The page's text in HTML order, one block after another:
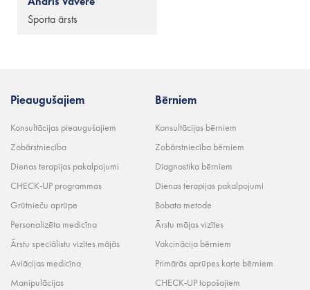
Sporta ārsts
Pieaugušajiem
Konsultācijas pieaugušajiem
Zobārstniecība
Dienas terapijas pakalpojumi
CHECK-UP programmas
Grūtnieču aprūpe
Personalizēta medicīna
Ārstu speciālistu vizītes mājās
Aviācijas medicīna
Manipulācijas
Bērniem
Konsultācijas bērniem
Zobārstniecība bērniem
Diagnostika bērniem
Dienas terapijas pakalpojumi
Bobata metode
Ārstu mājas vizītes
Vakcinācija bērniem
Primārās aprūpes karte bērniem
CHECK-UP topošajiem